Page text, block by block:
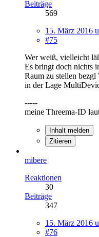
Beiträge
569
15. März 2016
#75
Wer weiß, vielleicht
Es bringt doch nichts
Raum zu stellen
in der Lage
-----
meine Threema-ID
Inhalt melden
Zitieren
mibere
Reaktionen
30
Beiträge
347
15. März 2016
#76